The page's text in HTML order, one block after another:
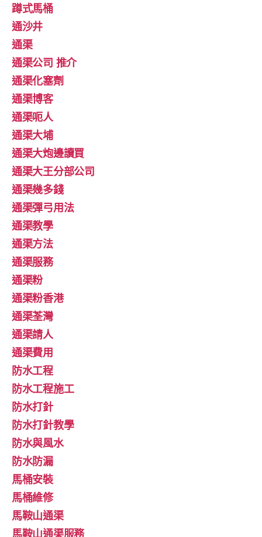
蹲式馬桶
通沙井
通渠
通渠公司 推介
通渠化塞劑
通渠博客
通渠呃人
通渠大埔
通渠大炮邊讀買
通渠大王分部公司
通渠幾多錢
通渠彈弓用法
通渠教學
通渠方法
通渠服務
通渠粉
通渠粉香港
通渠荃灣
通渠請人
通渠費用
防水工程
防水工程施工
防水打針
防水打針教學
防水與風水
防水防漏
馬桶安裝
馬桶維修
馬鞍山通渠
馬鞍山通渠服務